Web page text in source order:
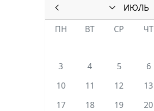
ИЮЛЬ
ПН
ВТ СР ЧТ
3
4 5 6
10
11 12 13
17
18 19 20